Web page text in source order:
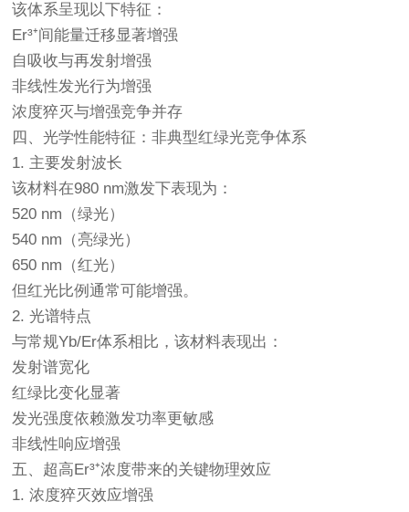
该体系呈现以下特征：
Er³⁺间能量迁移显著增强
自吸收与再发射增强
非线性发光行为增强
浓度猝灭与增强竞争并存
四、光学性能特征：非典型红绿光竞争体系
1. 主要发射波长
该材料在980 nm激发下表现为：
520 nm（绿光）
540 nm（亮绿光）
650 nm（红光）
但红光比例通常可能增强。
2. 光谱特点
与常规Yb/Er体系相比，该材料表现出：
发射谱宽化
红绿比变化显著
发光强度依赖激发功率更敏感
非线性响应增强
五、超高Er³⁺浓度带来的关键物理效应
1. 浓度猝灭效应增强